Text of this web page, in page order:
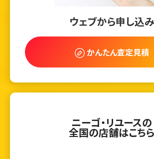
ウェブから申し込み
かんたん査定見積
ニーゴ・リユースの
全国の店舗はこちら